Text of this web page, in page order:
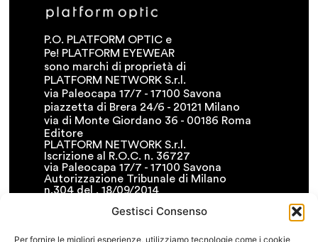
Gestisci Consenso
Per fornire le migliori esperienze, utilizziamo tecnologie come i cookie
P.O. PLATFORM OPTIC e
Pe! PLATFORM EYEWEAR
sono marchi di proprietà di
PLATFORM NETWORK S.r.l.
via Paleocapa 17/7 - 17100 Savona
piazzetta di Brera 24/6 - 20121 Milano
via di Monte Giordano 36 - 00186 Roma
Editore
PLATFORM NETWORK S.r.l.
Iscrizione al R.O.C. n. 36727
via Paleocapa 17/7 - 17100 Savona
Autorizzazione Tribunale di Milano
n.304 del . 18/09/2014
F. +39.019.8400341